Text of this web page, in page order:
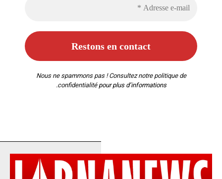
Nous ne spammons pas ! Consultez notre politique de
confidentialitépour plus d’informations.